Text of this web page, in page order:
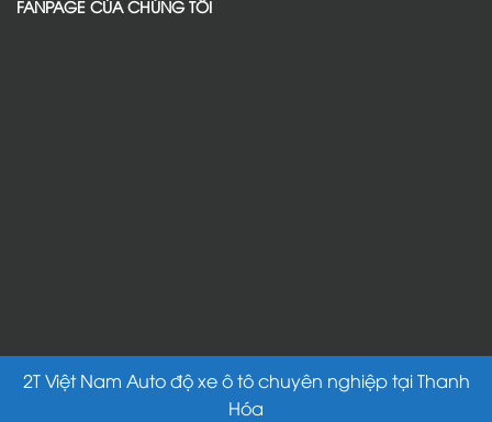
FANPAGE CỦA CHÚNG TÔI
2T Việt Nam Auto độ xe ô tô chuyên nghiệp tại Thanh
Hóa